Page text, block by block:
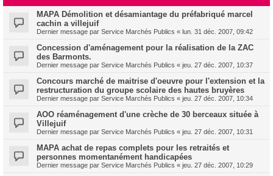
MAPA Démolition et désamiantage du préfabriqué marcel
cachin a villejuif
Dernier message par Service Marchés Publics « lun. 31 déc. 2007, 09:42
Concession d'aménagement pour la réalisation de la ZAC
des Barmonts.
Dernier message par Service Marchés Publics « jeu. 27 déc. 2007, 10:37
Concours marché de maitrise d'oeuvre pour l'extension et la
restructuration du groupe scolaire des hautes bruyères
Dernier message par Service Marchés Publics « jeu. 27 déc. 2007, 10:34
AOO réaménagement d'une crèche de 30 berceaux située à
Villejuif
Dernier message par Service Marchés Publics « jeu. 27 déc. 2007, 10:31
MAPA achat de repas complets pour les retraités et
personnes momentanément handicapées
Dernier message par Service Marchés Publics « jeu. 27 déc. 2007, 10:29